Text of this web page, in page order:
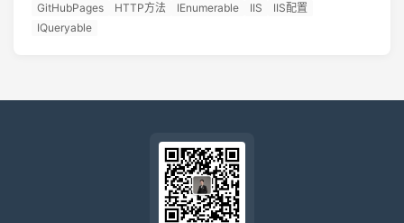
GitHubPages
HTTP方法 IEnumerable IIS
IIS配置
IQueryable